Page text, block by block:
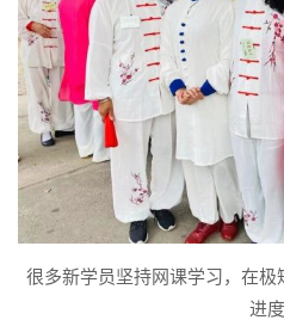
很多新学员坚持网课学习，在
进度